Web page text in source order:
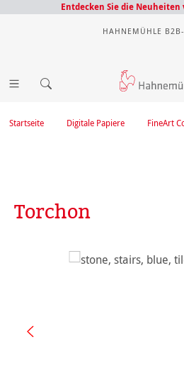
Entdecken Sie die
HAHNEMÜHLE B2B-
FineArt
Digitale Papiere
Startseite
Torchon
Bildergalerie überspringen